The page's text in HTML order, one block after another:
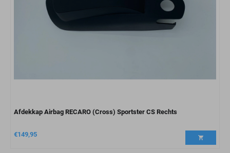
Afdekkap Airbag RECARO (Cross) Sportster CS Rechts
€149,95